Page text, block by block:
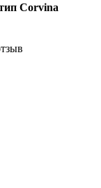
Corvina